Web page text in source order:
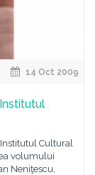
14 Oct 2009
Cultural
volumului
Neniţescu,